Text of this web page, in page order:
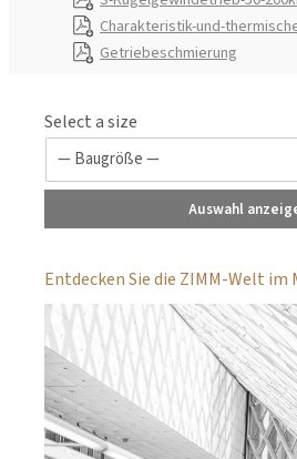
Charakteristik-und-
Getriebeschmierung
Select a size
Auswahl
Entdecken Sie die ZIMM-Welt im